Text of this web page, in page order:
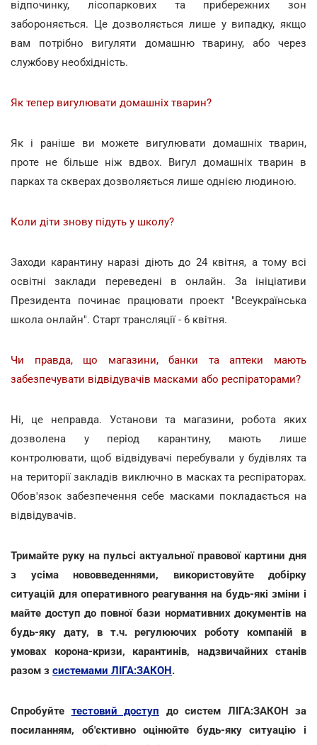
відпочинку, лісопаркових та прибережних зон
забороняється. Це дозволяється лише у випадку, якщо
вам потрібно вигуляти домашню тварину, або через
службову необхідність.
Як тепер вигулювати домашніх тварин?
Як і раніше ви можете вигулювати домашніх тварин,
проте не більше ніж вдвох. Вигул домашніх тварин в
парках та скверах дозволяється лише однією людиною.
Коли діти знову підуть у школу?
Заходи карантину наразі діють до 24 квітня, а тому всі
освітні заклади переведені в онлайн. За ініціативи
Президента починає працювати проект "Всеукраїнська
школа онлайн". Старт трансляції - 6 квітня.
Чи правда, що магазини, банки та аптеки мають
забезпечувати відвідувачів масками або респіраторами?
Ні, це неправда. Установи та магазини, робота яких
дозволена у період карантину, мають лише
контролювати, щоб відвідувачі перебували у будівлях та
на території закладів виключно в масках та респіраторах.
Обов'язок забезпечення себе масками покладається на
відвідувачів.
Тримайте руку на пульсі актуальної правової картини дня
з усіма нововведеннями, використовуйте добірку
ситуацій для оперативного реагування на будь-які зміни і
майте доступ до повної бази нормативних документів на
будь-яку дату, в т.ч. регулюючих роботу компаній в
умовах корона-кризи, карантинів, надзвичайних станів
разом з системами ЛІГА:ЗАКОН.
Спробуйте тестовий доступ до систем ЛІГА:ЗАКОН за
посиланням, об'єктивно оцінюйте будь-яку ситуацію і